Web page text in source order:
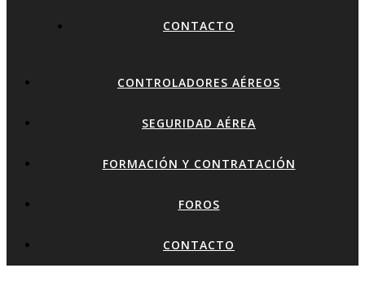
CONTACTO
CONTROLADORES AÉREOS
SEGURIDAD AÉREA
FORMACIÓN Y CONTRATACIÓN
FOROS
CONTACTO